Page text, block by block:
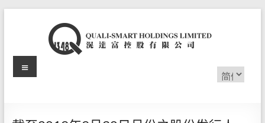
滉
选
择
Menu